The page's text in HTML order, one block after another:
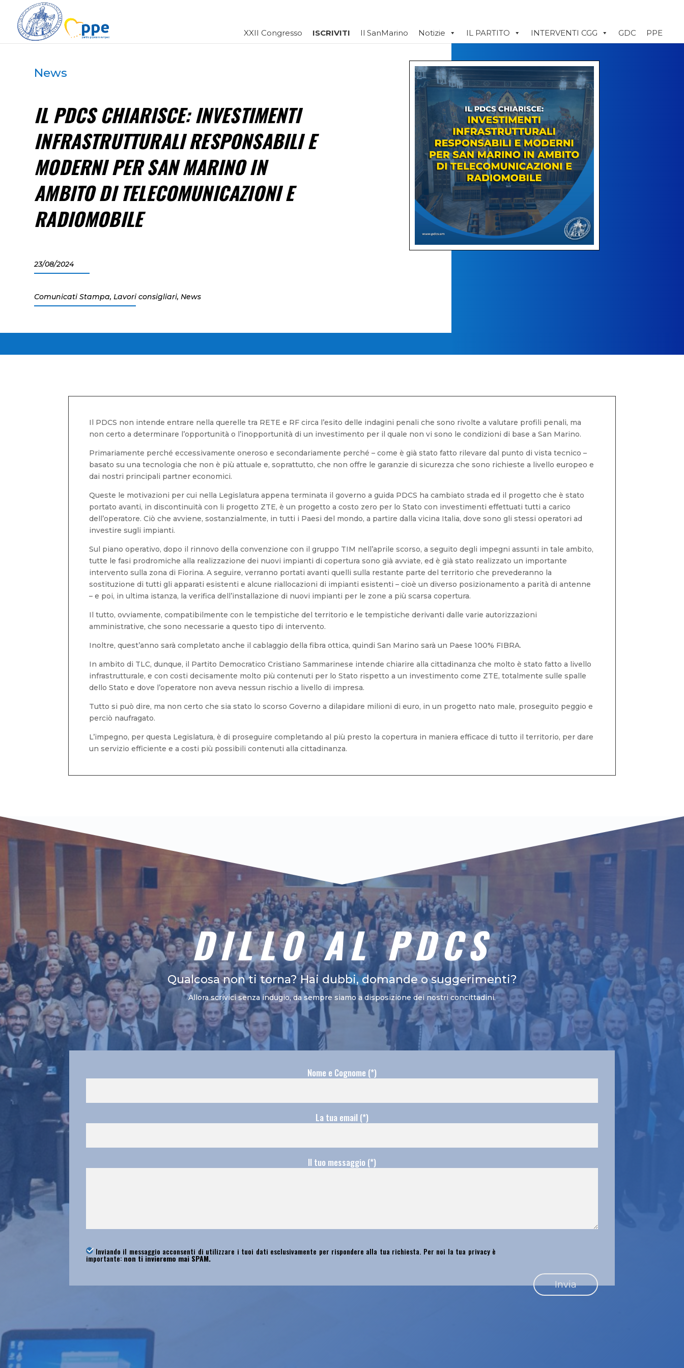
XXII Congresso ISCRIVITI Il SanMarino Notizie IL PARTITO INTERVENTI CGG GDC PPE
News
IL PDCS CHIARISCE: INVESTIMENTI
INFRASTRUTTURALI RESPONSABILI E
MODERNI PER SAN MARINO IN
AMBITO DI TELECOMUNICAZIONI E
RADIOMOBILE
23/08/2024
Comunicati Stampa,Lavori consigliari,News
Il PDCS non intende entrare nella querelle tra RETE e RF circa l’esito delle indagini penali che sono rivolte a valutare profili penali, ma
non certo a determinare l’opportunità o l’inopportunità di un investimento per il quale non vi sono le condizioni di base a San Marino.
Primariamente perché eccessivamente oneroso e secondariamente perché – come è già stato fatto rilevare dal punto di vista tecnico –
basato su una tecnologia che non è più attuale e, soprattutto, che non offre le garanzie di sicurezza che sono richieste a livello europeo e
dai nostri principali partner economici.
Queste le motivazioni per cui nella Legislatura appena terminata il governo a guida PDCS ha cambiato strada ed il progetto che è stato
portato avanti, in discontinuità con li progetto ZTE, è un progetto a costo zero per lo Stato con investimenti effettuati tutti a carico
dell’operatore. Ciò che avviene, sostanzialmente, in tutti i Paesi del mondo, a partire dalla vicina Italia, dove sono gli stessi operatori ad
investire sugli impianti.
Sul piano operativo, dopo il rinnovo della convenzione con il gruppo TIM nell’aprile scorso, a seguito degli impegni assunti in tale ambito,
tutte le fasi prodromiche alla realizzazione dei nuovi impianti di copertura sono già avviate, ed è già stato realizzato un importante
intervento sulla zona di Fiorina. A seguire, verranno portati avanti quelli sulla restante parte del territorio che prevederanno la
sostituzione di tutti gli apparati esistenti e alcune riallocazioni di impianti esistenti – cioè un diverso posizionamento a parità di antenne
– e poi, in ultima istanza, la verifica dell’installazione di nuovi impianti per le zone a più scarsa copertura.
Il tutto, ovviamente, compatibilmente con le tempistiche del territorio e le tempistiche derivanti dalle varie autorizzazioni
amministrative, che sono necessarie a questo tipo di intervento.
Inoltre, quest’anno sarà completato anche il cablaggio della fibra ottica, quindi San Marino sarà un Paese 100% FIBRA.
In ambito di TLC, dunque, il Partito Democratico Cristiano Sammarinese intende chiarire alla cittadinanza che molto è stato fatto a livello
infrastrutturale, e con costi decisamente molto più contenuti per lo Stato rispetto a un investimento come ZTE, totalmente sulle spalle
dello Stato e dove l’operatore non aveva nessun rischio a livello di impresa.
Tutto si può dire, ma non certo che sia stato lo scorso Governo a dilapidare milioni di euro, in un progetto nato male, proseguito peggio e
perciò naufragato.
L’impegno, per questa Legislatura, è di proseguire completando al più presto la copertura in maniera efficace di tutto il territorio, per dare
un servizio efficiente e a costi più possibili contenuti alla cittadinanza.
DILLO AL PDCS
Qualcosa non ti torna? Hai dubbi, domande o suggerimenti?
Allora scrivici senza indugio, da sempre siamo a disposizione dei nostri concittadini.
Nome e Cognome (*)
La tua email (*)
Il tuo messaggio (*)
Inviando il messaggio acconsenti di utilizzare i tuoi dati esclusivamente per rispondere alla tua richiesta. Per noi la tua privacy è
importante:non ti invieremo mai SPAM.